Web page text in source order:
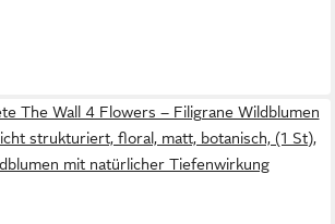
The Wall 4 Flowers – Filigrane Wildblumen
strukturiert, floral, matt, botanisch, (1 St),
mit natürlicher Tiefenwirkung